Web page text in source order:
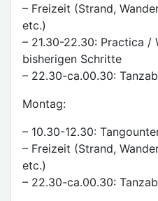
– Freizeit (Strand,
etc.)
– 21.30-22.30: Practica /
bisherigen Schritte
– 22.30-ca.00.30:
Montag:
– 10.30-12.30:
– Freizeit (Strand,
etc.)
– 22.30-ca.00.30: